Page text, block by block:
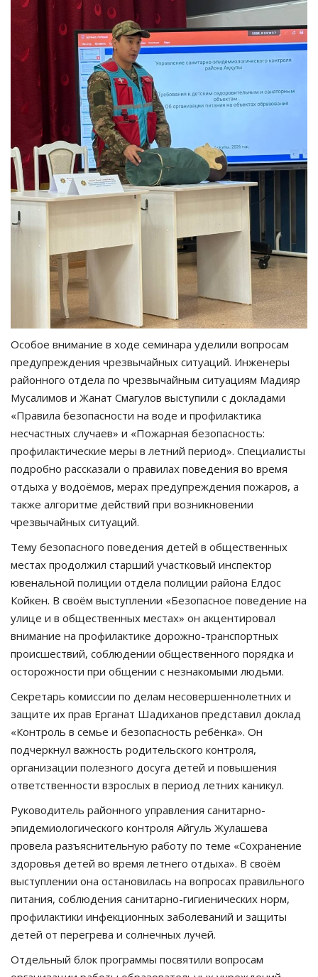
Особое внимание в ходе семинара уделили вопросам
предупреждения чрезвычайных ситуаций. Инженеры
районного отдела по чрезвычайным ситуациям Мадияр
Мусалимов и Жанат Смагулов выступили с докладами
«Правила безопасности на воде и профилактика
несчастных случаев» и «Пожарная безопасность:
профилактические меры в летний период». Специалисты
подробно рассказали о правилах поведения во время
отдыха у водоёмов, мерах предупреждения пожаров, а
также алгоритме действий при возникновении
чрезвычайных ситуаций.
Тему безопасного поведения детей в общественных
местах продолжил старший участковый инспектор
ювенальной полиции отдела полиции района Елдос
Койкен. В своём выступлении «Безопасное поведение на
улице и в общественных местах» он акцентировал
внимание на профилактике дорожно-транспортных
происшествий, соблюдении общественного порядка и
осторожности при общении с незнакомыми людьми.
Секретарь комиссии по делам несовершеннолетних и
защите их прав Ерганат Шадиханов представил доклад
«Контроль в семье и безопасность ребёнка». Он
подчеркнул важность родительского контроля,
организации полезного досуга детей и повышения
ответственности взрослых в период летних каникул.
Руководитель районного управления санитарно-
эпидемиологического контроля Айгуль Жулашева
провела разъяснительную работу по теме «Сохранение
здоровья детей во время летнего отдыха». В своём
выступлении она остановилась на вопросах правильного
питания, соблюдения санитарно-гигиенических норм,
профилактики инфекционных заболеваний и защиты
детей от перегрева и солнечных лучей.
Отдельный блок программы посвятили вопросам